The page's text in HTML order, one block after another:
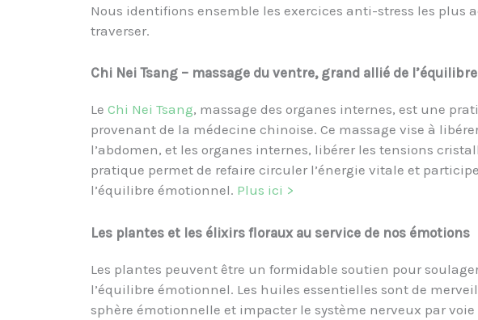
Nous identifions ensemble les exercices anti-stress les plus
traverser.
Chi Nei Tsang – massage du ventre, grand allié de
Le Chi Nei Tsang, massage des organes internes, est une
provenant de la médecine chinoise. Ce massage vise à
l’abdomen, et les organes internes, libérer les tensions
pratique permet de refaire circuler l’énergie vitale et
l’équilibre émotionnel. Plus ici >
Les plantes et les élixirs floraux au service de nos émotions
Les plantes peuvent être un formidable soutien pour
l’équilibre émotionnel. Les huiles essentielles sont de
sphère émotionnelle et impacter le système nerveux par